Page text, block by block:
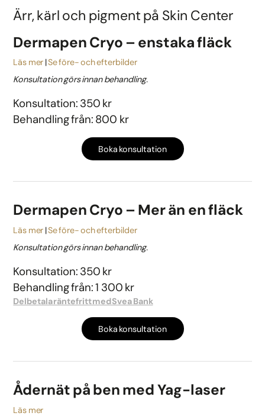
Ärr, kärl och pigment på Skin Center
Dermapen Cryo – enstaka fläck
Läs mer Se före- och efterbilder
Konsultation görs innan behandling.
Konsultation: 350 kr
Behandling från: 800 kr
Boka konsultation
Dermapen Cryo – Mer än en fläck
Läs mer Se före- och efterbilder
Konsultation görs innan behandling.
Konsultation: 350 kr
Behandling från: 1 300 kr
Delbetala räntefritt med Svea Bank
Boka konsultation
Ådernät på ben med Yag-laser
Läs mer